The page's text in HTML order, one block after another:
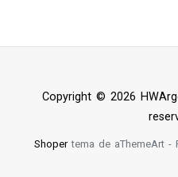
Copyright © 2026
Shopertema de aThemeArt -